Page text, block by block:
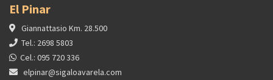
El Pinar
Giannattasio Km. 28.500
Tel.: 2698 5803
Cel.: 095 720 336
elpinar@sigaloavarela.com